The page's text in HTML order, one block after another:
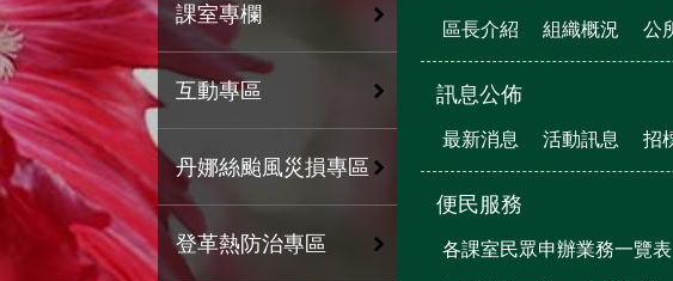
課室專欄
互動專區
丹娜絲颱風災損專區
登革熱防治專區
區長介紹 組織概況 公
訊息公佈
最新消息 活動訊息 招
便民服務
各課室民眾申辦業務一覽表